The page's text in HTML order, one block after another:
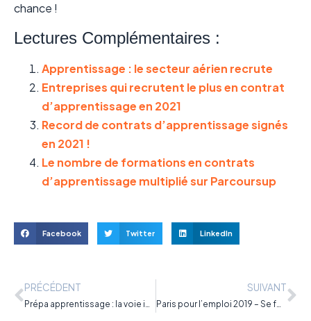
chance !
Lectures Complémentaires :
Apprentissage : le secteur aérien recrute
Entreprises qui recrutent le plus en contrat
d’apprentissage en 2021
Record de contrats d’apprentissage signés
en 2021 !
Le nombre de formations en contrats
d’apprentissage multiplié sur Parcoursup
Facebook Twitter LinkedIn
PRÉCÉDENT SUIVANT
Paris pour l’emploi 2019 – Se former à tout âge